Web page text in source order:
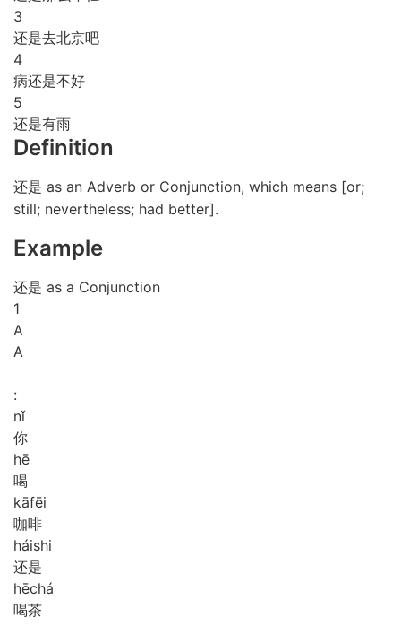
3
还是去北京吧
4
病还是不好
5
还是有雨
Definition
还是 as an Adverb or Conjunction, which means [or;
still; nevertheless; had better].
Example
还是 as a Conjunction
1
A
A
:
nǐ
你
hē
喝
kāfēi
咖啡
háishi
还是
hēchá
喝茶